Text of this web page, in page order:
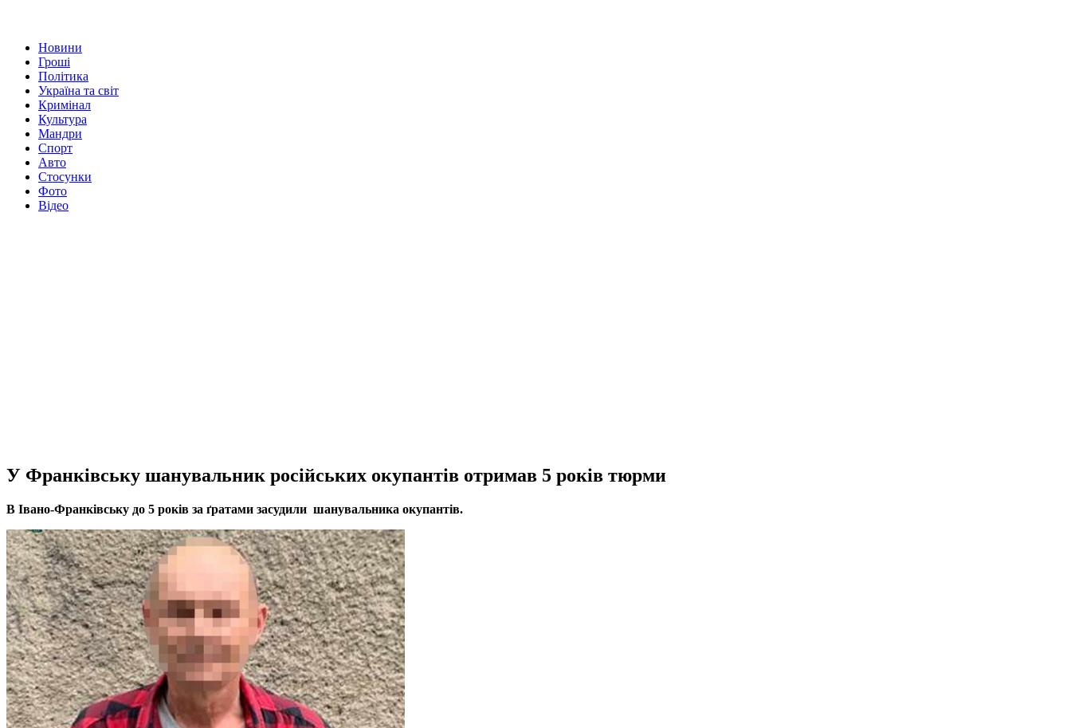
Новини
Гроші
Політика
Україна та світ
Кримінал
Культура
Мандри
Спорт
Авто
Стосунки
Фото
Відео
У Франківську шанувальник російських окупантів отримав 5 років тюрми
В Івано-Франківську до 5 років за ґратами засудили шанувальника окупантів.